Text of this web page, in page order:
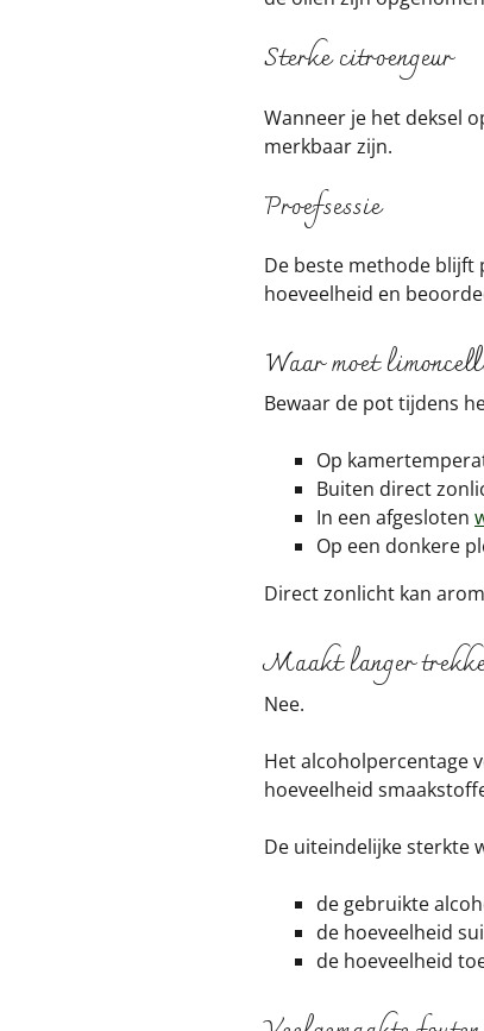
Sterke citroengeur
Wanneer je het deksel
merkbaar zijn.
Proefsessie
De beste methode blijft
hoeveelheid en
Waar moet
Bewaar de pot tijdens
Op
Buiten direct
In een afgesloten
Op een donkere
Direct zonlicht kan
Maakt langer
Nee.
Het alcoholpercentage
hoeveelheid
De uiteindelijke sterkte
de gebruikte
de hoeveelheid
de hoeveelheid